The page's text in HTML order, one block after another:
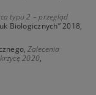
typu 2 – przegląd
Biologicznych” 2018,
Zalecenia
2020,